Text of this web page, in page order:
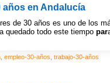
años en Andalucía
de 30 años es uno de los
quedado todo este tiempo par
empleo-30-años trabajo-30-años